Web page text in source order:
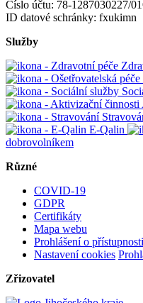
Číslo účtu: 78-1287030227/
ID datové schránky: fxukimn
Služby
E-Qalin
dobrovolníkem
Různé
COVID-19
GDPR
Certifikáty
Mapa webu
Prohlášení o přístupnosti
Nastavení cookies
Zřizovatel